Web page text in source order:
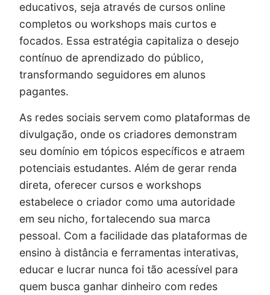
educativos, seja através de cursos online
completos ou workshops mais curtos e
focados. Essa estratégia capitaliza o desejo
contínuo de aprendizado do público,
transformando seguidores em alunos
pagantes.
As redes sociais servem como plataformas de
divulgação, onde os criadores demonstram
seu domínio em tópicos específicos e atraem
potenciais estudantes. Além de gerar renda
direta, oferecer cursos e workshops
estabelece o criador como uma autoridade
em seu nicho, fortalecendo sua marca
pessoal. Com a facilidade das plataformas de
ensino à distância e ferramentas interativas,
educar e lucrar nunca foi tão acessível para
quem busca ganhar dinheiro com redes